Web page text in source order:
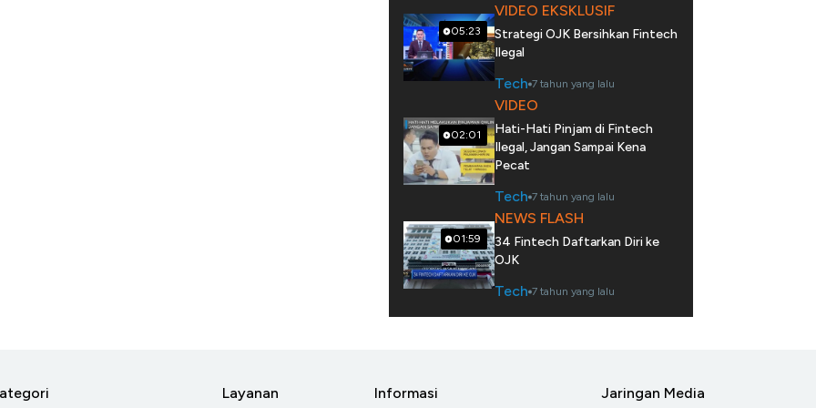
05:23
VIDEO EKSKLUSIF
Strategi OJK Bersihkan Fintech
Ilegal
Tech 7 tahun yang lalu
02:01
VIDEO
Hati-Hati Pinjam di Fintech
Ilegal, Jangan Sampai Kena
Pecat
Tech 7 tahun yang lalu
01:59
NEWS FLASH
34 Fintech Daftarkan Diri ke
OJK
Tech 7 tahun yang lalu
Layanan Informasi Jaringan Media